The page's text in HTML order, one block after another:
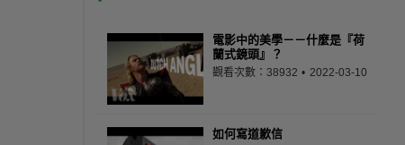
電影中的美學－－什麼是『荷
蘭式鏡頭』？
觀看次數：38932 2022-03-10
如何寫道歉信